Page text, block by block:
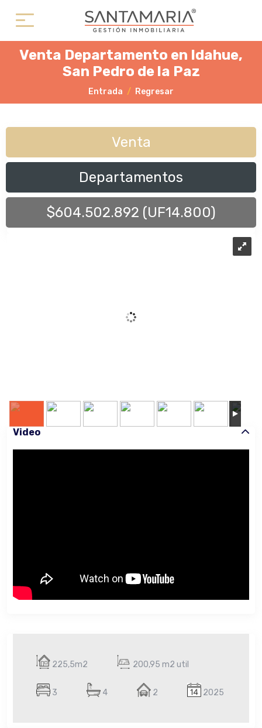
Venta Departamento en Idahue,
San Pedro de la Paz
Entrada Regresar
Venta
Departamentos
$604.502.892 (UF14.800)
225,5m2 200,95 m2 util
3 4 2 2025
Video